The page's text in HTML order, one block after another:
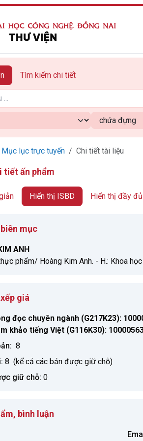
Tìm kiếm chi tiết
Mục lục trực tuyến Chi tiết tài liệu
tiết ấn phẩm
Hiển thị ISBD Hiển thị đầy đủ
mục
ANH
phẩm/ Hoàng Kim Anh. - H.: Khoa
giá
đọc chuyên ngành (G217K23):
khảo tiếng Việt (G116K30):
8
8 (kể cả các bản được giữ chỗ)
giữ chỗ: 0
bình luận